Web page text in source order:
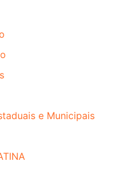
e Municipais